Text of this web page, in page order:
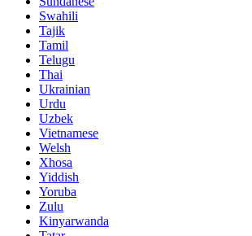
Swahili
Tajik
Tamil
Telugu
Thai
Ukrainian
Urdu
Uzbek
Vietnamese
Welsh
Xhosa
Yiddish
Yoruba
Zulu
Kinyarwanda